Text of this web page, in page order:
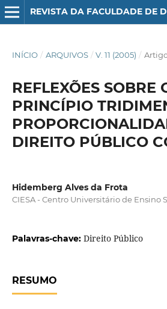
INÍCIO / ARQUIVOS / V. 11 (2005) /
REFLEXÕES SOBRE
PRINCÍPIO
DIREITO PÚBLICO
Hidemberg Alves da Frota
CIESA - Centro Universitário de Ensino
Palavras-chave: Direito Público
RESUMO